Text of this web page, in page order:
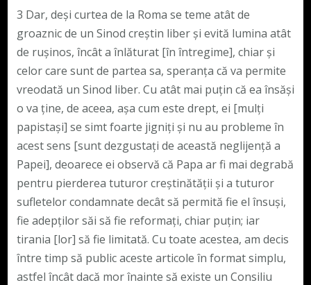
3 Dar, deși curtea de la Roma se teme atât de
groaznic de un Sinod creștin liber și evită lumina atât
de rușinos, încât a înlăturat [în întregime], chiar și
celor care sunt de partea sa, speranța că va permite
vreodată un Sinod liber. Cu atât mai puțin că ea însăși
o va ține, de aceea, așa cum este drept, ei [mulți
papistași] se simt foarte jigniți și nu au probleme în
acest sens [sunt dezgustați de această neglijență a
Papei], deoarece ei observă că Papa ar fi mai degrabă
pentru pierderea tuturor creștinătății și a tuturor
sufletelor condamnate decât să permită fie el însuși,
fie adepților săi să fie reformați, chiar puțin; iar
tirania [lor] să fie limitată. Cu toate acestea, am decis
între timp să public aceste articole în format simplu,
astfel încât dacă mor înainte să existe un Consiliu